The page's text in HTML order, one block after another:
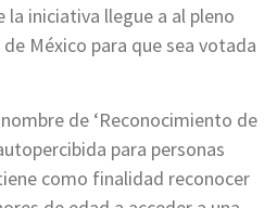
la iniciativa llegue a al pleno
México para que sea votada
de ‘Reconocimiento de
para personas
como finalidad reconocer